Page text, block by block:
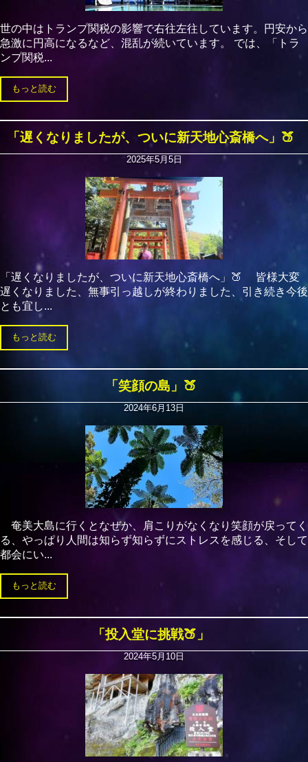
世の中はトランプ関税の影響で右往左往しています。円安から
急激に円高になるなど、混乱が続いています。 では、「トラ
ンプ関税...
もっと読む
「遅くなりましたが、ついに新天地心斎橋へ」🍑
2025年5月5日
「遅くなりましたが、ついに新天地心斎橋へ」🍑 皆様大変
遅くなりました、無事引っ越しが終わりました、引き続き今後
とも宜し...
もっと読む
「笑顔の島」🍑
2024年6月13日
奄美大島に行くとなぜか、肩こりがなくなり笑顔が戻ってく
る、やっぱり人間は知らず知らずにストレスを感じる、そして
都会にい...
もっと読む
「投入堂に挑戦🍑」
2024年5月10日